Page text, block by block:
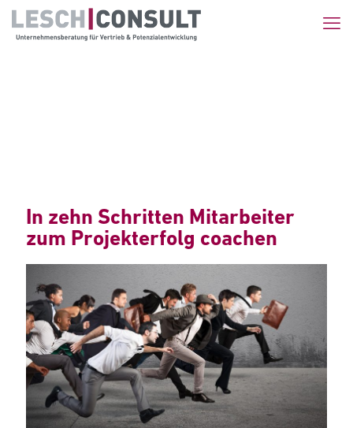
In zehn Schritten Mitarbeiter
zum Projekterfolg coachen